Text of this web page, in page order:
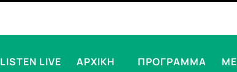
LISTEN LIVE ΑΡΧΙΚΗ ΠΡΟΓΡΑΜΜΑ